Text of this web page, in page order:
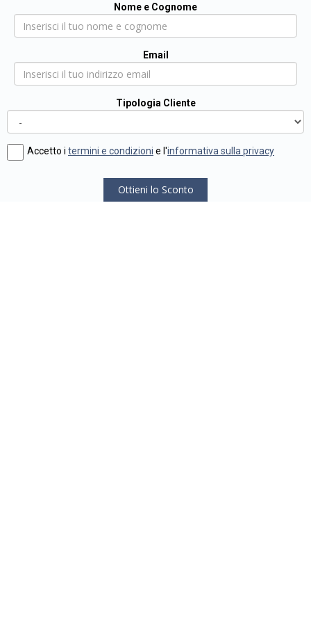
Nome e Cognome
Email
Tipologia Cliente
Accetto i termini e condizioni e l'informativa sulla privacy
Ottieni lo Sconto